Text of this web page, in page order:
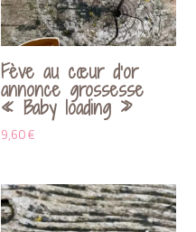
Fève au cœur d’or
annonce grossesse
« Baby loading »
9,60€